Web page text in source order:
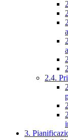
2.4.
3.